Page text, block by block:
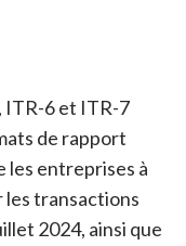
ITR-6 et ITR-7
de rapport
les entreprises à
les transactions
2024, ainsi que